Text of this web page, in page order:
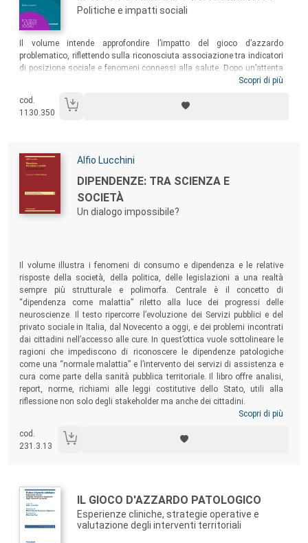
Politiche e impatti sociali
Sommario:
Il volume intende approfondire l’impatto del gioco d’azzardo
problematico, riflettendo sulla riconosciuta associazione tra indicatori
di posizione sociale e fenomeni connessi alla salute. Dopo un’attenta
descrizione delle politiche sul gambling e un’analisi sociologica del
italiana dedicata ai costi sociali del fenomeno. Un testo per gli
studenti dei corsi di Sociologia, Scienza Politica ed Economia, ma
Scopri di più
cod.
1130.350
Autori:
Alfio Lucchini
Titolo:
DIPENDENZE: TRA SCIENZA E
SOCIETÀ
Un dialogo impossibile?
Il volume illustra i fenomeni di consumo e dipendenza e le relative
risposte della società, della politica, delle legislazioni a una realtà
sempre più strutturale e polimorfa. Centrale è il concetto di
“dipendenza come malattia” riletto alla luce dei progressi delle
neuroscienze. Il testo ripercorre l’evoluzione dei Servizi pubblici e del
privato sociale in Italia, dal Novecento a oggi, e dei problemi incontrati
dai cittadini nell’accesso alle cure. In quest’ottica vuole sottolineare le
ragioni che impediscono di riconoscere le dipendenze patologiche
come una “normale malattia” e l’intervento dei servizi di assistenza e
cura come parte della sanità pubblica territoriale. Il libro offre analisi,
report, norme, richiami alle leggi costitutive dello Stato, utili alla
riflessione non solo degli stakeholder ma anche dei cittadini.
Scopri di più
cod.
231.3.13
Autori:
Titolo:
IL GIOCO D'AZZARDO PATOLOGICO
Esperienze cliniche, strategie operative e
valutazione degli interventi territoriali